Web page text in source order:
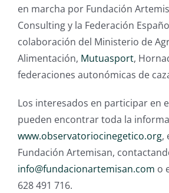
en marcha por Fundación
Consulting y la Federación
colaboración del Ministerio de
Alimentación, Mutuasport,
federaciones autonómicas de
Los interesados en participar en
pueden encontrar toda la
www.observatoriocinegetico.org,
Fundación Artemisan,
info@fundacionartemisan.com o
628 491 716.